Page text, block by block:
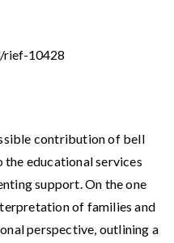
rief-10428
contribution of bell
the educational services
support. On the one
of families and
perspective, outlining a